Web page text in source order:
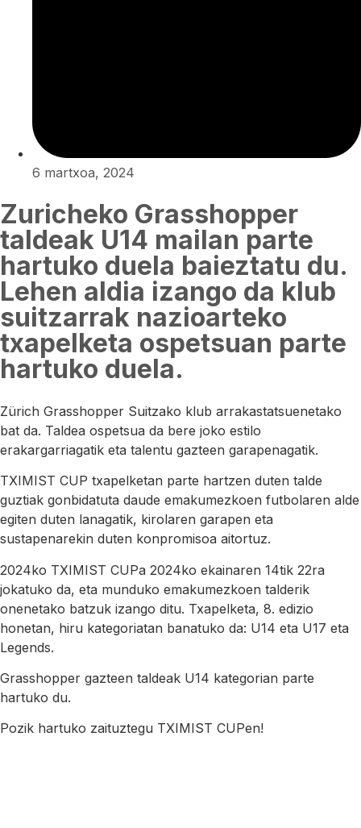
6 martxoa, 2024
Zuricheko Grasshopper
taldeak U14 mailan parte
hartuko duela baieztatu du.
Lehen aldia izango da klub
suitzarrak nazioarteko
txapelketa ospetsuan parte
hartuko duela.
Zürich Grasshopper Suitzako klub arrakastatsuenetako
bat da. Taldea ospetsua da bere joko estilo
erakargarriagatik eta talentu gazteen garapenagatik.
TXIMIST CUP txapelketan parte hartzen duten talde
guztiak gonbidatuta daude emakumezkoen futbolaren alde
egiten duten lanagatik, kirolaren garapen eta
sustapenarekin duten konpromisoa aitortuz.
2024ko TXIMIST CUPa 2024ko ekainaren 14tik 22ra
jokatuko da, eta munduko emakumezkoen talderik
onenetako batzuk izango ditu. Txapelketa, 8. edizio
honetan, hiru kategoriatan banatuko da: U14 eta U17 eta
Legends.
Grasshopper gazteen taldeak U14 kategorian parte
hartuko du.
Pozik hartuko zaituztegu TXIMIST CUPen!